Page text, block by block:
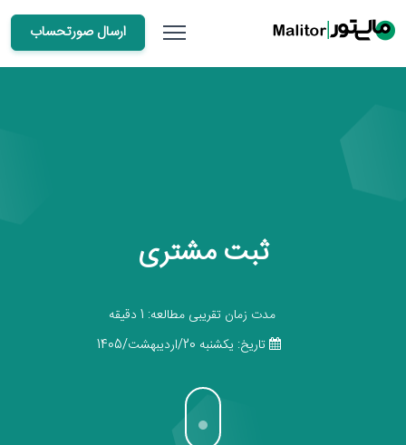
ارسال صورتحساب
ثبت مشتری
مدت زمان تقریبی مطالعه: 1 دقیقه
تاریخ: يكشنبه 20/اردیبهشت/1405